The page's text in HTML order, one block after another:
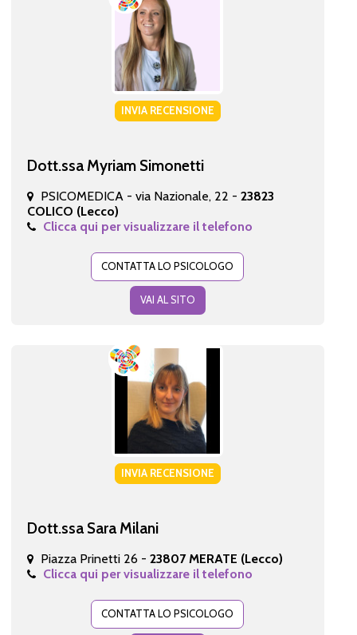
INVIA RECENSIONE
Dott.ssa Myriam Simonetti
PSICOMEDICA - via Nazionale, 22 - 23823
COLICO (Lecco)
Clicca qui per visualizzare il telefono
CONTATTA LO PSICOLOGO
VAI AL SITO
INVIA RECENSIONE
Dott.ssa Sara Milani
Piazza Prinetti 26 - 23807 MERATE (Lecco)
Clicca qui per visualizzare il telefono
CONTATTA LO PSICOLOGO